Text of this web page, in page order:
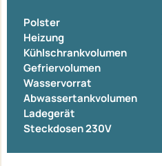
Polster
Heizung
Kühlschrankvolumen
Gefriervolumen
Wasservorrat
Abwassertankvolumen
Ladegerät
Steckdosen 230V